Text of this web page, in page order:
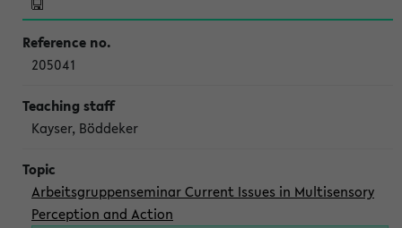
205041
Kayser, Böddeker
Arbeitsgruppenseminar Current Issues in Multisensory
Perception and Action